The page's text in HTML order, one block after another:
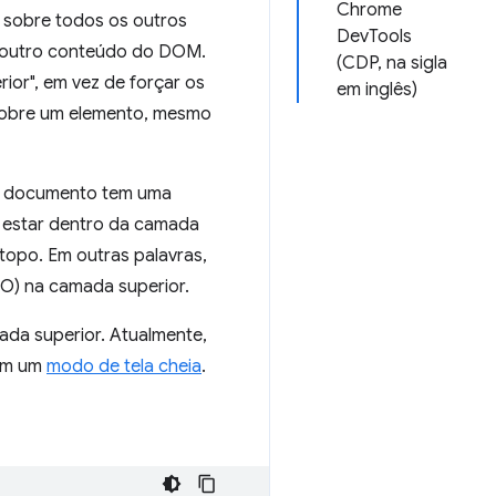
Chrome
DevTools
(CDP, na sigla
em inglês)
sobre todos os outros
conteúdo do DOM.
em vez de forçar os
um elemento, mesmo
tem uma
dentro da camada
Em outras palavras,
na camada superior.
superior. Atualmente,
um modo de tela cheia.